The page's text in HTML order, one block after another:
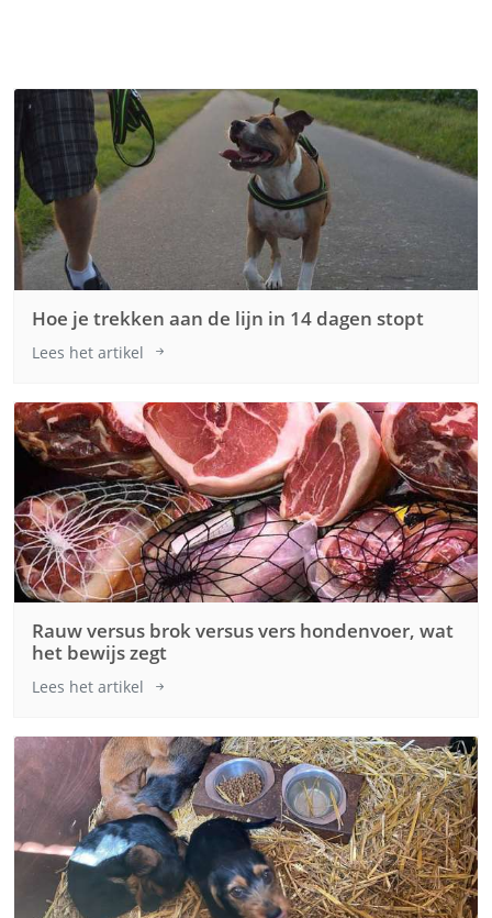
Hoe je trekken aan de lijn in 14 dagen stopt
Lees het artikel
Rauw versus brok versus vers hondenvoer, wat
het bewijs zegt
Lees het artikel